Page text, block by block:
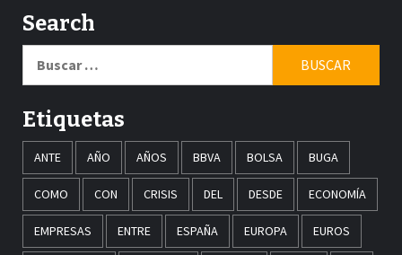
Search
Etiquetas
ANTE AÑO AÑOS BBVA BOLSA BUGA
COMO CON CRISIS DEL DESDE ECONOMÍA
EMPRESAS ENTRE ESPAÑA EUROPA EUROS